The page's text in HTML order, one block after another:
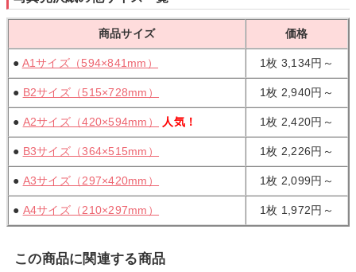
商品サイズ 価格
● A1サイズ（594×841mm） 1枚 3,134円～
● B2サイズ（515×728mm） 1枚 2,940円～
● A2サイズ（420×594mm） 人気！ 1枚 2,420円～
● B3サイズ（364×515mm） 1枚 2,226円～
● A3サイズ（297×420mm） 1枚 2 ,099円～
● A4サイズ（210×297mm） 1枚 1,972円～
この商品に関連する商品